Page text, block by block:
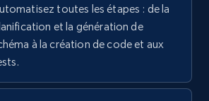
5.7K+ Essai gratuit
toutes les étapes : de la
et la génération de
à la création de code et aux